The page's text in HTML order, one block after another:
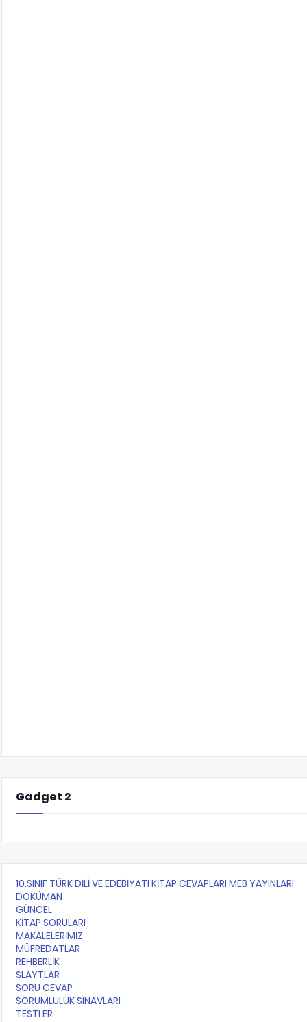
Gadget 2
10.SINIF TÜRK DİLİ VE EDEBİYATI KİTAP CEVAPLARI MEB YAYINLARI
DOKÜMAN
GÜNCEL
KİTAP SORULARI
MAKALELERİMİZ
MÜFREDATLAR
REHBERLİK
SLAYTLAR
SORU CEVAP
SORUMLULUK SINAVLARI
TESTLER